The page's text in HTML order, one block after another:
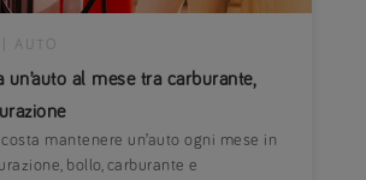
un’auto al mese tra carburante,
AUTO
mantenere un’auto ogni mese in
bollo, carburante e